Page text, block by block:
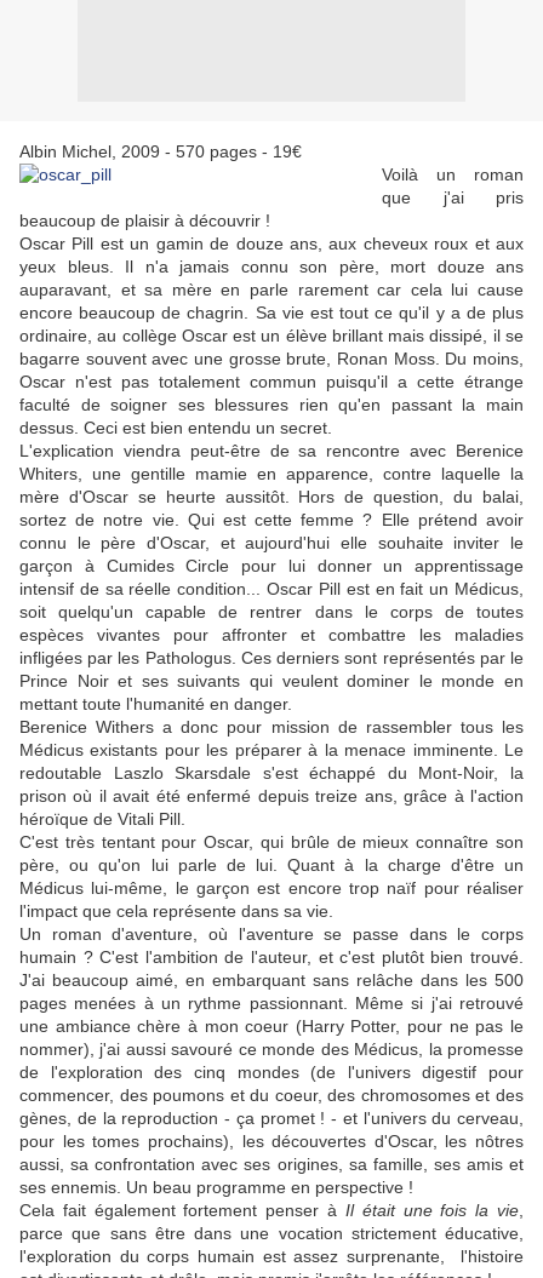
Albin Michel, 2009 - 570 pages - 19€
Voilà un roman
que j'ai pris
beaucoup de plaisir à découvrir !
Oscar Pill est un gamin de douze ans, aux cheveux roux et aux
yeux bleus. Il n'a jamais connu son père, mort douze ans
auparavant, et sa mère en parle rarement car cela lui cause
encore beaucoup de chagrin. Sa vie est tout ce qu'il y a de plus
ordinaire, au collège Oscar est un élève brillant mais dissipé, il se
bagarre souvent avec une grosse brute, Ronan Moss. Du moins,
Oscar n'est pas totalement commun puisqu'il a cette étrange
faculté de soigner ses blessures rien qu'en passant la main
dessus. Ceci est bien entendu un secret.
L'explication viendra peut-être de sa rencontre avec Berenice
Whiters, une gentille mamie en apparence, contre laquelle la
mère d'Oscar se heurte aussitôt. Hors de question, du balai,
sortez de notre vie. Qui est cette femme ? Elle prétend avoir
connu le père d'Oscar, et aujourd'hui elle souhaite inviter le
garçon à Cumides Circle pour lui donner un apprentissage
intensif de sa réelle condition... Oscar Pill est en fait un Médicus,
soit quelqu'un capable de rentrer dans le corps de toutes
espèces vivantes pour affronter et combattre les maladies
infligées par les Pathologus. Ces derniers sont représentés par le
Prince Noir et ses suivants qui veulent dominer le monde en
mettant toute l'humanité en danger.
Berenice Withers a donc pour mission de rassembler tous les
Médicus existants pour les préparer à la menace imminente. Le
redoutable Laszlo Skarsdale s'est échappé du Mont-Noir, la
prison où il avait été enfermé depuis treize ans, grâce à l'action
héroïque de Vitali Pill.
C'est très tentant pour Oscar, qui brûle de mieux connaître son
père, ou qu'on lui parle de lui. Quant à la charge d'être un
Médicus lui-même, le garçon est encore trop naïf pour réaliser
l'impact que cela représente dans sa vie.
Un roman d'aventure, où l'aventure se passe dans le corps
humain ? C'est l'ambition de l'auteur, et c'est plutôt bien trouvé.
J'ai beaucoup aimé, en embarquant sans relâche dans les 500
pages menées à un rythme passionnant. Même si j'ai retrouvé
une ambiance chère à mon coeur (Harry Potter, pour ne pas le
nommer), j'ai aussi savouré ce monde des Médicus, la promesse
de l'exploration des cinq mondes (de l'univers digestif pour
commencer, des poumons et du coeur, des chromosomes et des
gènes, de la reproduction - ça promet ! - et l'univers du cerveau,
pour les tomes prochains), les découvertes d'Oscar, les nôtres
aussi, sa confrontation avec ses origines, sa famille, ses amis et
ses ennemis. Un beau programme en perspective !
Cela fait également fortement penser à Il était une fois la vie
parce que sans être dans une vocation strictement éducative,
l'exploration du corps humain est assez surprenante, l'histoire